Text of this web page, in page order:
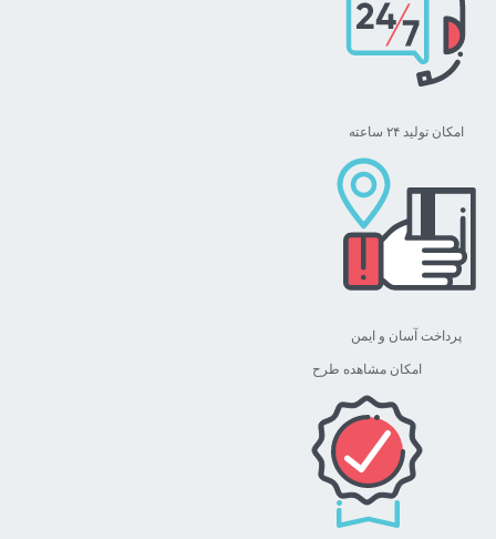
امکان تولید ۲۴ ساعته
پرداخت آسان و ایمن
امکان مشاهده طرح